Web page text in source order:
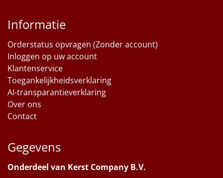
Informatie
Orderstatus opvragen (Zonder account)
Inloggen op uw account
Klantenservice
Toegankelijkheidsverklaring
AI-transparantieverklaring
Over ons
Contact
Gegevens
Onderdeel van Kerst Company B.V.